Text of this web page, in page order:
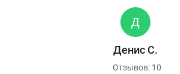
Денис С.
Отзывов: 10